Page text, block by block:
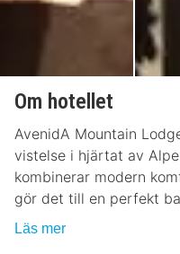
Om hotellet
AvenidA Mountain
vistelse i hjärtat av
kombinerar modern
gör det till en perfekt
Läs mer